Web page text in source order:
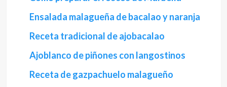
Ensalada malagueña de bacalao y naranja
Receta tradicional de ajobacalao
Ajoblanco de piñones con langostinos
Receta de gazpachuelo malagueño